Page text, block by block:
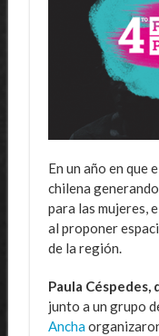
En un año en
chilena
para las mujeres,
al proponer
de la región.
Paula
junto a un grupo
Ancha